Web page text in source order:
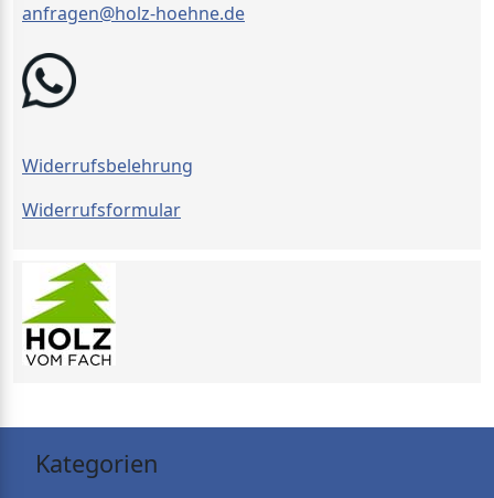
anfragen@holz-hoehne.de
Widerrufsbelehrung
Widerrufsformular
Kategorien